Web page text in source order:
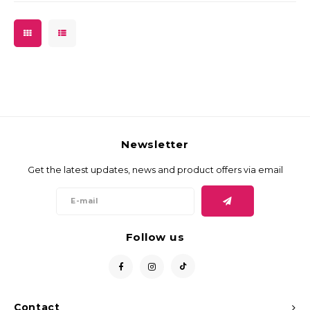
Contact
Newsletter
Get the latest updates, news and product offers via email
Follow us